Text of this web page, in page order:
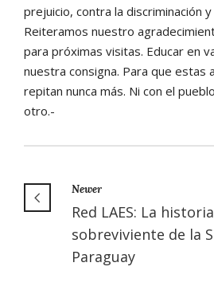
prejuicio, contra la discriminación
Reiteramos nuestro
para próximas visitas. Educar en
nuestra consigna. Para que estas
repitan nunca más. Ni con el
otro.-
Newer
Red LAES: La
sobreviviente de la
Paraguay